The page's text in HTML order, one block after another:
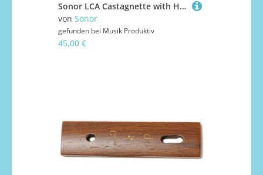
Sonor LCA Castagnette with Handle Kastagnette
von Sonor
gefunden bei Musik Produktiv
45,00 €